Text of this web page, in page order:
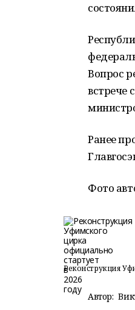
Вопрос
встрече
Ранее
Фото
Реконструкция
Автор: